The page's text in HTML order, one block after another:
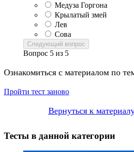
Медуза Горгона
Крылатый змей
Лев
Сова
Следующий вопрос
Вопрос 5 из 5
Ознакомиться с материалом по
Пройти тест заново
Вернуться к
Тесты в данной категории